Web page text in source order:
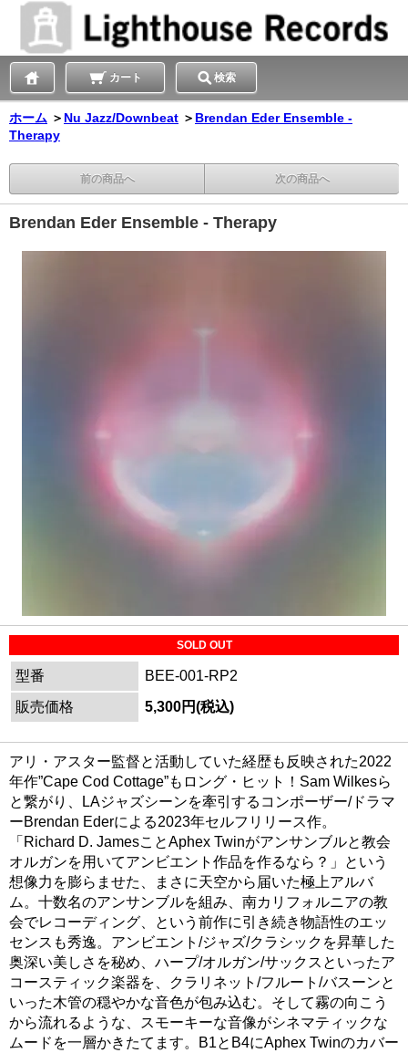
カート 検索
ホーム ＞ Nu Jazz/Downbeat ＞ Brendan Eder Ensemble -
Therapy
前の商品へ 次の商品へ
Brendan Eder Ensemble - Therapy
SOLD OUT
型番
BEE-001-RP2
販売価格
5,300円(税込)
アリ・アスター監督と活動していた経歴も反映された2022
年作”Cape Cod Cottage”もロング・ヒット！Sam Wilkesら
と繋がり、LAジャズシーンを牽引するコンポーザー/ドラマ
ーBrendan Ederによる2023年セルフリリース作。
「Richard D. JamesことAphex Twinがアンサンブルと教会
オルガンを用いてアンビエント作品を作るなら？」という
想像力を膨らませた、まさに天空から届いた極上アルバ
ム。十数名のアンサンブルを組み、南カリフォルニアの教
会でレコーディング、という前作に引き続き物語性のエッ
センスも秀逸。アンビエント/ジャズ/クラシックを昇華した
奥深い美しさを秘め、ハープ/オルガン/サックスといったア
コースティック楽器を、クラリネット/フルート/バスーンと
いった木管の穏やかな音色が包み込む。そして霧の向こう
から流れるような、スモーキーな音像がシネマティックな
ムードを一層かきたてます。B1とB4にAphex Twinのカバー